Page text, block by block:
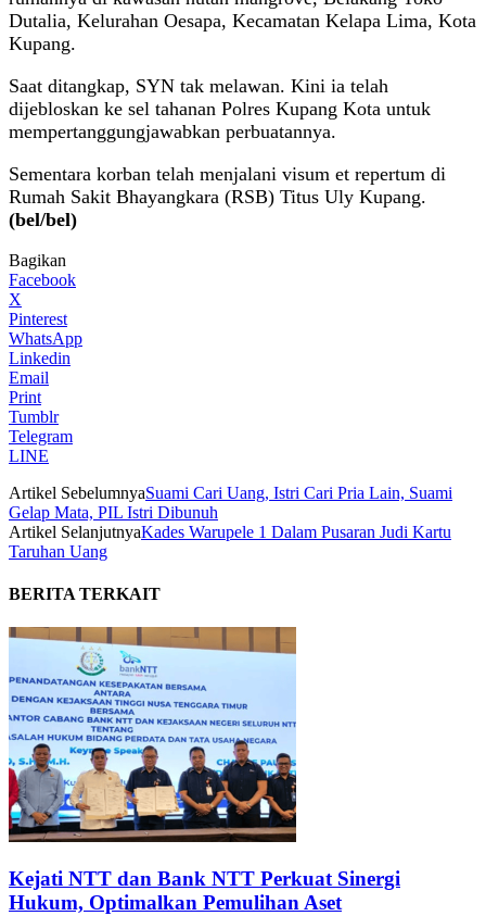
Dutalia, Kelurahan Oesapa, Kecamatan Kelapa Lima, Kota
Kupang.
Saat ditangkap, SYN tak melawan. Kini ia telah
dijebloskan ke sel tahanan Polres Kupang Kota untuk
mempertanggungjawabkan perbuatannya.
Sementara korban telah menjalani visum et repertum di
Rumah Sakit Bhayangkara (RSB) Titus Uly Kupang.
(bel/bel)
Bagikan
Facebook
X
Pinterest
WhatsApp
Linkedin
Email
Print
Tumblr
Telegram
LINE
Artikel SebelumnyaSuami Cari Uang, Istri Cari Pria Lain, Suami
Gelap Mata, PIL Istri Dibunuh
Artikel SelanjutnyaKades Warupele 1 Dalam Pusaran Judi Kartu
Taruhan Uang
BERITA TERKAIT
Kejati NTT dan Bank NTT Perkuat Sinergi
Hukum, Optimalkan Pemulihan Aset